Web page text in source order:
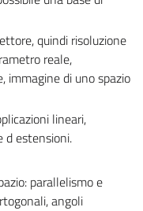
quindi risoluzione
reale,
immagine di uno spazio
lineari,
d estensioni.
parallelismo e
angoli